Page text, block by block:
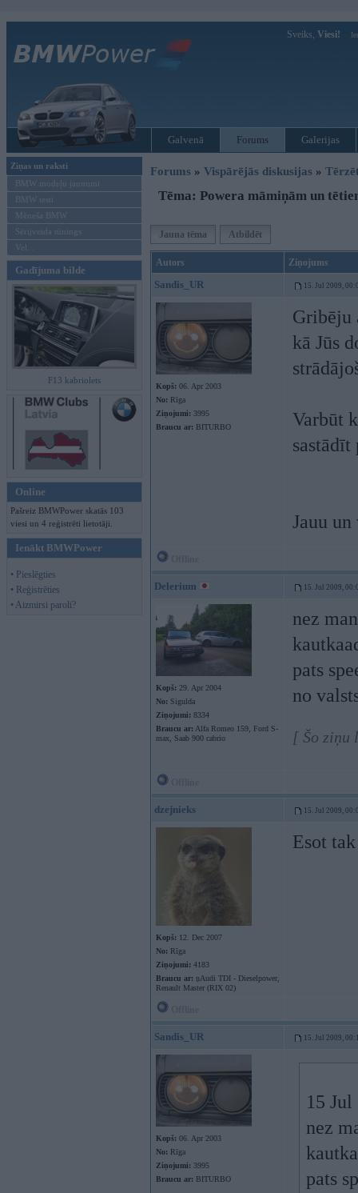
Sveiks, Viesi!
Galvenā Forums Galerijas
Ziņas un raksti
BMW modeļu jaunumi
BMW testi
Mēneša BMW
Sērijveida tūnings
Vel...
Gadījuma bilde
F13 kabriolets
Online
Pašreiz BMWPower skatās 103
viesi un 4 reģistrēti lietotāji.
Ienākt BMWPower
• Pieslēgties
• Reģistrēties
• Aizmirsi paroli?
Forums » Vispārējās diskusijas »
Tēma: Powera māmiņām un
Jauna tēma Atbildēt
Autors Ziņojums
Sandis_UR 15. Jul 2009,
Kopš: 06. Apr 2003
No: Rīga
Ziņojumi: 3995
Braucu ar: BITURBO
Gribēju
kā Jūs
Varbūt
sastādīt
Jauu
Delerium 15. Jul 2009,
Kopš: 29. Apr 2004
No: Sigulda
Ziņojumi: 8334
Braucu ar: Alfa Romeo 159, Ford S-
max, Saab 900 cabrio
nez
pats
no
[ Šo ziņu
dzejnieks 15. Jul 2009,
Kopš: 12. Dec 2007
No: Rīga
Ziņojumi: 4183
Braucu ar: ņAudi TDI - Dieselpower,
Renault Master (RIX 02)
Esot
Sandis_UR 15. Jul 2009,
Kopš: 06. Apr 2003
No: Rīga
Ziņojumi: 3995
Braucu ar: BITURBO
15
nez
pats